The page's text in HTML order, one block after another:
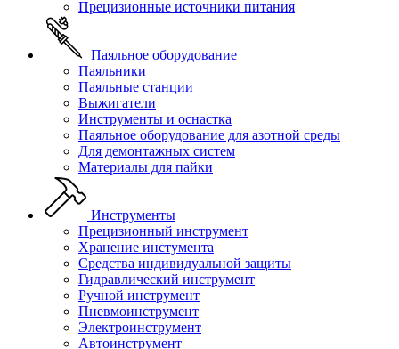
Прецизионные источники питания
Паяльное оборудование
Паяльники
Паяльные станции
Выжигатели
Инструменты и оснастка
Паяльное оборудование для азотной среды
Для демонтажных систем
Материалы для пайки
Инструменты
Прецизионный инструмент
Хранение инстумента
Средства индивидуальной защиты
Гидравлический инструмент
Ручной инструмент
Пневмоинструмент
Электроинструмент
Автоинструмент